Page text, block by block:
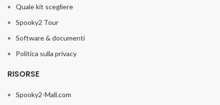
Quale kit scegliere
Spooky2 Tour
Software & documenti
Politica sulla privacy
RISORSE
Spooky2-Mall.com